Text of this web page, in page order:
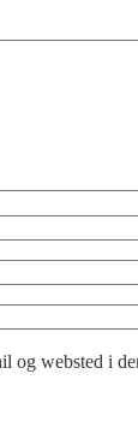
og websted i